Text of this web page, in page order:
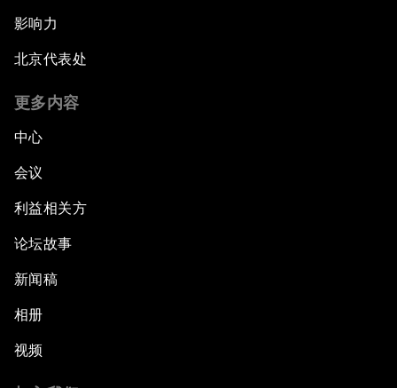
影响力
北京代表处
更多内容
中心
会议
利益相关方
论坛故事
新闻稿
相册
视频